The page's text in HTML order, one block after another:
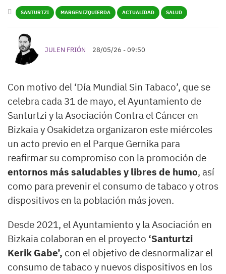
SANTURTZI MARGEN IZQUIERDA ACTUALIDAD SALUD
JULEN FRIÓN 28/05/26 - 09:50
Con motivo del ‘Día Mundial Sin Tabaco’, que se
celebra cada 31 de mayo, el Ayuntamiento de
Santurtzi y la Asociación Contra el Cáncer en
Bizkaia y Osakidetza organizaron este miércoles
un acto previo en el Parque Gernika para
reafirmar su compromiso con la promoción de
entornos más saludables y libres de humo, así
como para prevenir el consumo de tabaco y otros
dispositivos en la población más joven.
Desde 2021, el Ayuntamiento y la Asociación en
Bizkaia colaboran en el proyecto ‘Santurtzi
Kerik Gabe’, con el objetivo de desnormalizar el
consumo de tabaco y nuevos dispositivos en los